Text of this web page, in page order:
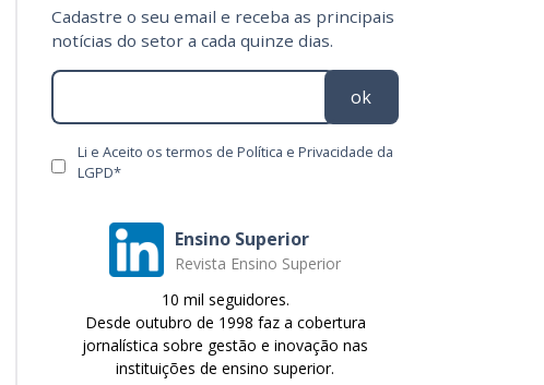
Cadastre o seu email e receba as principais
notícias do setor a cada quinze dias.
ok
Li e Aceito os termos de Política e Privacidade da
LGPD*
Ensino Superior
Revista Ensino Superior
10 mil seguidores.
Desde outubro de 1998 faz a cobertura
jornalística sobre gestão e inovação nas
instituições de ensino superior.